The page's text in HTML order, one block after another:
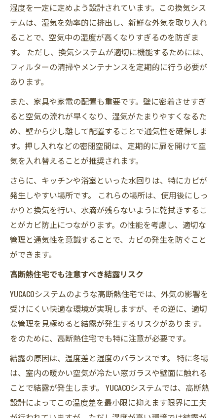
湿度を一定に定めよう設計されています。この換気シス
テムは、湿気を効率的に排出し、新鮮な外気を取り入れ
ることで、空気中の湿度が高くなりすぎるのを防ぎま
す。 ただし、換気システムが適切に機能するためには、
フィルターの清掃やメンテナンスを定期的に行う必要が
あります。
また、家具や家電の配置も重要です。壁に密着させすぎ
ると空気の流れが早くなり、湿気がたまりやすくなるた
め、壁から少し離して配置することで通気性を確保しま
す。押し入れなどの密閉空間は、定期的に扉を開けて空
気を入れ替えることが推奨されます。
さらに、キッチンや浴室といった水回りは、特にカビが
発生しやすい場所です。 これらの場所は、使用後にしっ
かりと換気を行い、水滴が残らないように乾拭きするこ
とがカビ防止につながります。の性能を考慮し、適切な
管理と通気性を意識することで、カビの発生を防ぐこと
ができます。
高断熱住宅でも注意すべき結露リスク
YUCACOシステムのような高断熱住宅では、外気の影響を
受けにくい快適な環境が実現しますが、その逆に、適切
な管理を見極めると結露が発生するリスクがあります。
をのために、高断熱住宅でも特に注意が必要です。
結露の原因は、温度差と湿度のバランスです。 特に冬場
は、室内の暖かい空気が冷たい窓ガラスや壁面に触れる
ことで結露が発生します。 YUCACOシステムでは、高断熱
設計によってこの温度差を最小限に抑えます限界に工夫